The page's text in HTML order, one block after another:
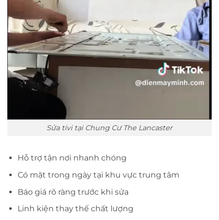
Sửa tivi tại Chung Cư The Lancaster
Hỗ trợ tận nơi nhanh chóng
Có mặt trong ngày tại khu vực trung tâm
Báo giá rõ ràng trước khi sửa
Linh kiện thay thế chất lượng